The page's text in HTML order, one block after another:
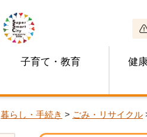
子育て・教育 健
暮らし・手続き > ごみ・リサイクル